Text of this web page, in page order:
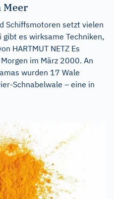
Meer
Schiffsmotoren setzt vielen
es wirksame Techniken,
HARTMUT NETZ Es
im März 2000. An
wurden 17 Wale
Schnabelwale – eine in